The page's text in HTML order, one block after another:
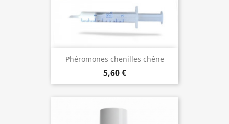
Phéromones chenilles chêne
5,60 €